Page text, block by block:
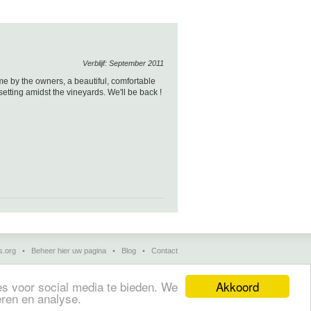
Akkoord
voor social media te bieden. We
en analyse.
Verblijf: September 2011
by the owners, a beautiful, comfortable
amidst the vineyards. We'll be back !
• Beheer hier uw pagina • Blog • Contact
•Bed & breakfasts, charming hotels and
y alojamientos turísticos